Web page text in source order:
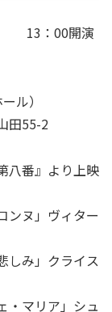
：00開演
）
55-2
番』より上映
ヴィター
ライス
」シュ